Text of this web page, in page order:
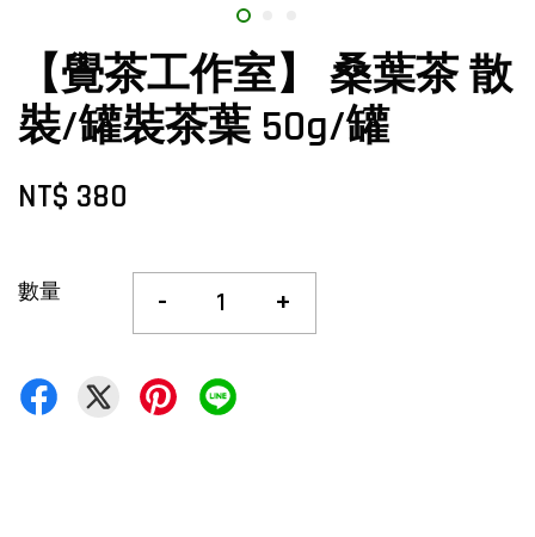
【覺茶工作室】 桑葉茶 散
裝/罐裝茶葉 50g/罐
NT$ 380
數量 - +